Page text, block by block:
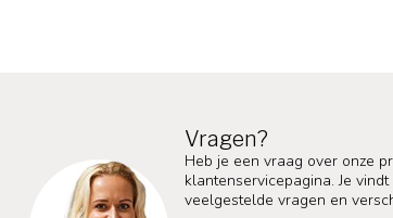
Vragen?
Heb je een vraag over onze
klantenservicepagina. Je
veelgestelde vragen en